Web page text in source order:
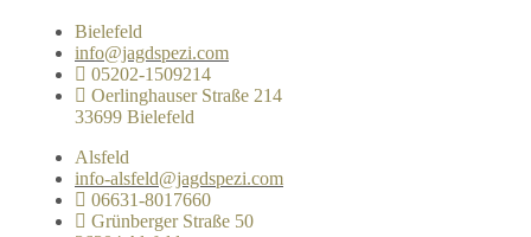
Bielefeld
info@jagdspezi.com
05202-1509214
Oerlinghauser Straße 214
33699 Bielefeld
Alsfeld
info-alsfeld@jagdspezi.com
06631-8017660
Grünberger Straße 50